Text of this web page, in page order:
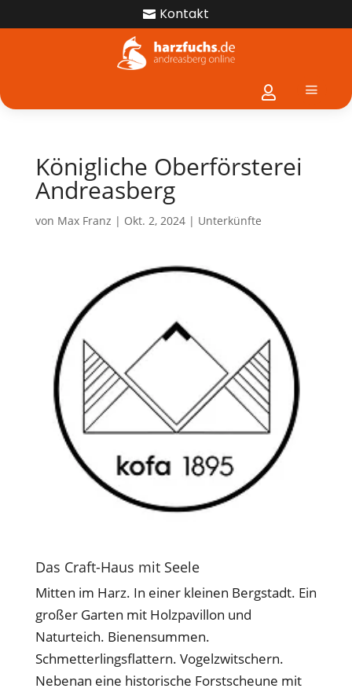
 Kontakt
 a
Königliche Oberförsterei
Andreasberg
von Max Franz | Okt. 2, 2024| Unterkünfte
Das Craft-Haus mit Seele
Mitten im Harz. In einer kleinen Bergstadt. Ein
großer Garten mit Holzpavillon und
Naturteich. Bienensummen.
Schmetterlingsflattern. Vogelzwitschern.
Nebenan eine historische Forstscheune mit